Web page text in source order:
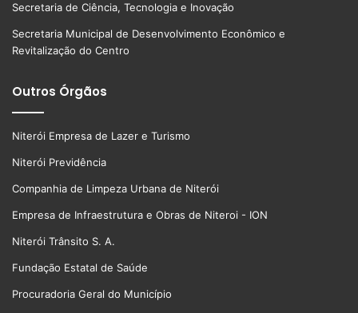
Secretaria de Ciência, Tecnologia e Inovação
Secretaria Municipal de Desenvolvimento Econômico e
Revitalização do Centro
Outros Órgãos
Niterói Empresa de Lazer e Turismo
Niterói Previdência
Companhia de Limpeza Urbana de Niterói
Empresa de Infraestrutura e Obras de Niteroi - ION
Niterói Trânsito S. A.
Fundação Estatal de Saúde
Procuradoria Geral do Município